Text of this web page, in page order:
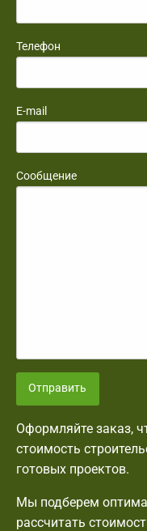
Телефон
E-mail
Сообщение
Отправить
Оформляйте заказ,
стоимость
готовых проектов.
Мы подберем
рассчитать